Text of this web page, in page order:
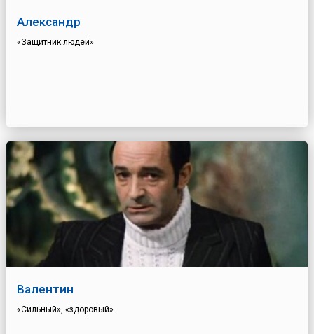
Александр
«Защитник людей»
Валентин
«Сильный», «здоровый»